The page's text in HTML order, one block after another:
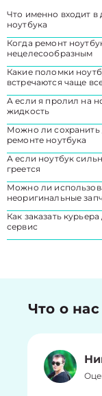
Что именно входит в
ноутбука
Когда ремонт
нецелесообразным
Какие поломки
встречаются чаще
А если я пролил на
жидкость
Можно ли сохранить
ремонте ноутбука
А если ноутбук
греется
Можно ли
неоригинальные
Как заказать
сервис
Что о